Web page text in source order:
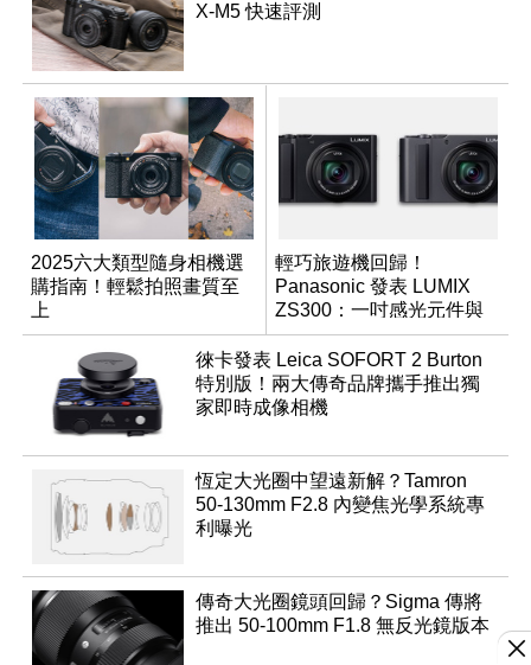
X-M5 快速評測
2025六大類型隨身相機選
購指南！輕鬆拍照畫質至
上
輕巧旅遊機回歸！
Panasonic 發表 LUMIX
ZS300：一吋感光元件與
15 倍光學變焦
徠卡發表 Leica SOFORT 2 Burton
特別版！兩大傳奇品牌攜手推出獨
家即時成像相機
恆定大光圈中望遠新解？Tamron
50-130mm F2.8 內變焦光學系統專
利曝光
傳奇大光圈鏡頭回歸？Sigma 傳將
推出 50-100mm F1.8 無反光鏡版本